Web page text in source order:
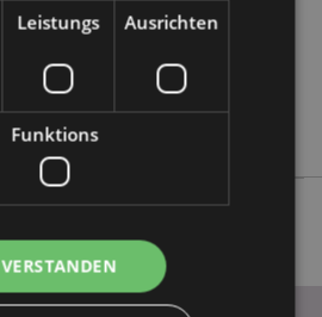
Leistungs Ausrichten
Funktions
VERSTANDEN